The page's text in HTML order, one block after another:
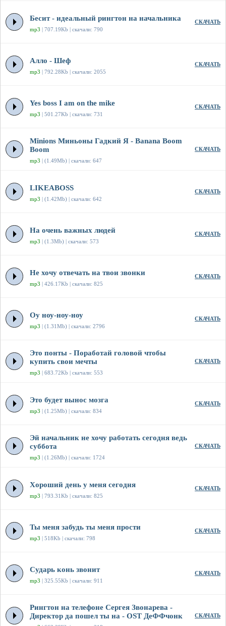
Бесит - идеальный рингтон на начальника
mp3 | 707.19Kb | скачали: 790
СКАЧАТЬ
Алло - Шеф
mp3 | 792.28Kb | скачали: 2055
СКАЧАТЬ
Yes boss I am on the mike
mp3 | 501.27Kb | скачали: 731
СКАЧАТЬ
Minions Миньоны Гадкий Я - Banana Boom
Boom
mp3 | (1.49Mb) | скачали: 647
СКАЧАТЬ
LIKEABOSS
mp3 | (1.42Mb) | скачали: 642
СКАЧАТЬ
На очень важных людей
mp3 | (1.3Mb) | скачали: 573
СКАЧАТЬ
Не хочу отвечать на твои звонки
mp3 | 426.17Kb | скачали: 825
СКАЧАТЬ
Оу ноу-ноу-ноу
mp3 | (1.31Mb) | скачали: 2796
СКАЧАТЬ
Это понты - Поработай головой чтобы
купить свои мечты
mp3 | 683.72Kb | скачали: 553
СКАЧАТЬ
Это будет вынос мозга
mp3 | (1.25Mb) | скачали: 834
СКАЧАТЬ
Эй начальник не хочу работать сегодня ведь
суббота
mp3 | (1.26Mb) | скачали: 1724
СКАЧАТЬ
Хороший день у меня сегодня
mp3 | 793.31Kb | скачали: 825
СКАЧАТЬ
Ты меня забудь ты меня прости
mp3 | 518Kb | скачали: 798
СКАЧАТЬ
Сударь конь звонит
mp3 | 325.55Kb | скачали: 911
СКАЧАТЬ
Рингтон на телефоне Сергея Звонарева -
Директор да пошел ты на - OST ДеФФчонк
СКАЧАТЬ